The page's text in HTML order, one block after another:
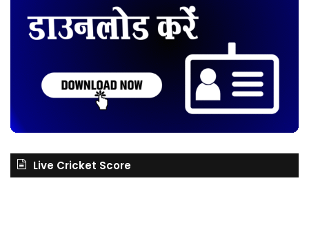
Live Cricket Score